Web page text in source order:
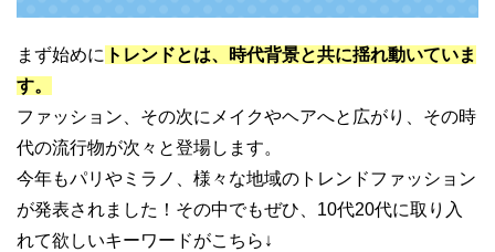
まず始めに トレンドとは、時代背景と共に揺れ動いていま
す。
ファッション、その次にメイクやヘアへと広がり、その時
代の流行物が次々と登場します。
今年もパリやミラノ、様々な地域のトレンドファッション
が発表されました！その中でもぜひ、10代20代に取り入
れて欲しいキーワードがこちら↓